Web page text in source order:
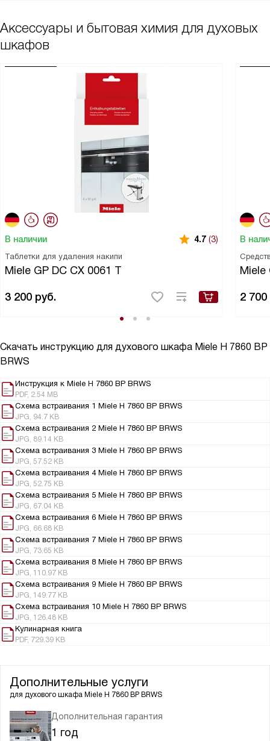
Аксессуары и бытовая химия для духовых
шкафов
В наличии 4.7 (3)
Таблетки для удаления накипи
Miele GP DC CX 0061 T
3 200 руб.
В
Miele
2 700
Скачать инструкцию для духового шкафа Miele H 7860 BP
BRWS
Инструкция к Miele H 7860 BP BRWS
PDF, 2.54 MB
Схема встраивания 1 Miele H 7860 BP BRWS
JPG, 94.7 KB
Схема встраивания 2 Miele H 7860 BP BRWS
JPG, 89.14 KB
Схема встраивания 3 Miele H 7860 BP BRWS
JPG, 57.52 KB
Схема встраивания 4 Miele H 7860 BP BRWS
JPG, 52.75 KB
Схема встраивания 5 Miele H 7860 BP BRWS
JPG, 67.04 KB
Схема встраивания 6 Miele H 7860 BP BRWS
JPG, 66.68 KB
Схема встраивания 7 Miele H 7860 BP BRWS
JPG, 73.65 KB
Схема встраивания 8 Miele H 7860 BP BRWS
JPG, 110.97 KB
Схема встраивания 9 Miele H 7860 BP BRWS
JPG, 149.77 KB
Схема встраивания 10 Miele H 7860 BP BRWS
JPG, 126.48 KB
Кулинарная книга
PDF, 729.39 KB
Дополнительные услуги
для духового шкафа Miele H 7860 BP BRWS
Дополнительная гарантия
1 год